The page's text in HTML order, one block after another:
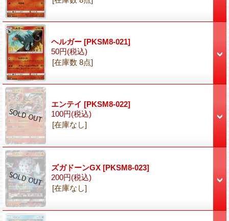
ヘルガー [PKSM8-021]
50円(税込)
[在庫数 8点]
エンテイ [PKSM8-022]
100円(税込)
[在庫なし]
ズガドーンGX [PKSM8-023]
200円(税込)
[在庫なし]